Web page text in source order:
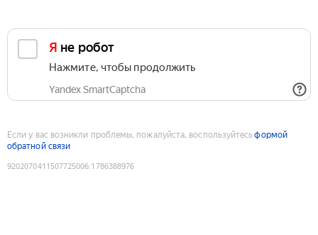
Я не робот
Нажмите, чтобы продолжить
Yandex SmartCaptcha
Если у вас возникли проблемы, пожалуйста, воспользуйтесьформой
обратной связи
9202070411507725006:1786388976